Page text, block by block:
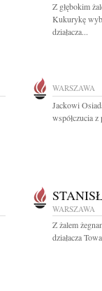
Z głębokim
Kukurykę
działacza...
WARSZAWA
Jackowi
współczucia
WARSZAWA
Z żalem
działacza